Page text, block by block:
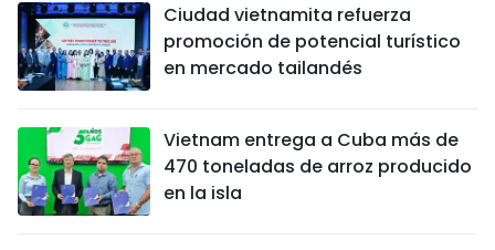
Ciudad vietnamita refuerza
promoción de potencial turístico
en mercado tailandés
Vietnam entrega a Cuba más de
470 toneladas de arroz producido
en la isla